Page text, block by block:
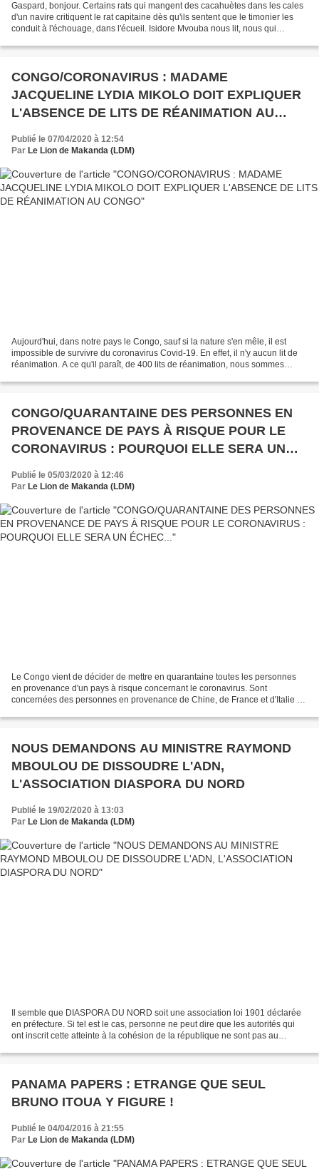
Gaspard, bonjour. Certains rats qui mangent des cacahuètes dans les cales
d'un navire critiquent le rat capitaine dès qu'ils sentent que le timonier les
conduit à l'échouage, dans l'écueil. Isidore Mvouba nous lit, nous qui
CONGO/CORONAVIRUS : MADAME
JACQUELINE LYDIA MIKOLO DOIT EXPLIQUER
L'ABSENCE DE LITS DE RÉANIMATION AU
CONGO
Publié le 07/04/2020 à 12:54
Par Le Lion de Makanda (LDM)
Aujourd'hui, dans notre pays le Congo, sauf si la nature s'en mêle, il est
impossible de survivre du coronavirus Covid-19. En effet, il n'y aucun lit de
réanimation. A ce qu'il paraît, de 400 lits de réanimation, nous sommes
CONGO/QUARANTAINE DES PERSONNES EN
PROVENANCE DE PAYS À RISQUE POUR LE
CORONAVIRUS : POURQUOI ELLE SERA UN
Publié le 05/03/2020 à 12:46
Par Le Lion de Makanda (LDM)
Le Congo vient de décider de mettre en quarantaine toutes les personnes
en provenance d'un pays à risque concernant le coronavirus. Sont
concernées des personnes en provenance de Chine, de France et d'Italie -
NOUS DEMANDONS AU MINISTRE RAYMOND
MBOULOU DE DISSOUDRE L'ADN,
L'ASSOCIATION DIASPORA DU NORD
Publié le 19/02/2020 à 13:03
Par Le Lion de Makanda (LDM)
Il semble que DIASPORA DU NORD soit une association loi 1901 déclarée
en préfecture. Si tel est le cas, personne ne peut dire que les autorités qui
ont inscrit cette atteinte à la cohésion de la république ne sont pas au
PANAMA PAPERS : ETRANGE QUE SEUL
BRUNO ITOUA Y FIGURE !
Publié le 04/04/2016 à 21:55
Par Le Lion de Makanda (LDM)